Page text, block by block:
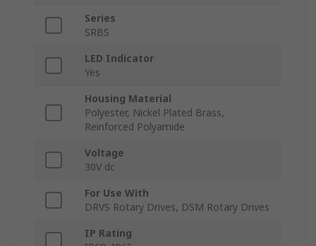
Series
SRBS
LED Indicator
Yes
Housing Material
Polyester, Nickel Plated Brass,
Reinforced Polyamide
Voltage
30V dc
For Use With
DRVS Rotary Drives, DSM Rotary Drives
IP Rating